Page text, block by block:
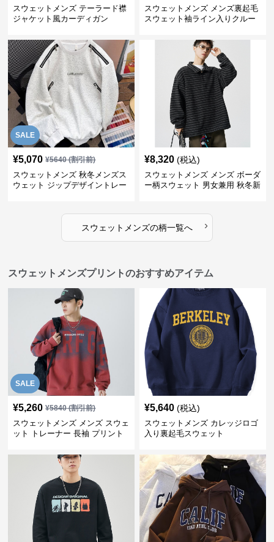
スウェットメンズ テーラード襟
ジャケット風カーディガン
スウェットメンズ メンズ裏起毛
スウェット袖ライン入りクルー
SALE
¥5,070 ¥5640(割引前)
スウェットメンズ 秋冬メンズス
ウェット ジップデザイントレー
¥8,320 (税込)
スウェットメンズ メンズ ボーダ
ー柄スウェット 男女兼用 秋冬新
スウェットメンズの柄一覧へ ›
スウェットメンズプリントのおすすめアイテム
SALE
¥5,260 ¥5840(割引前)
スウェットメンズ メンズ スウェ
ット トレーナー 長袖 プリント
¥5,640 (税込)
スウェットメンズ カレッジロゴ
入り裏起毛スウェット